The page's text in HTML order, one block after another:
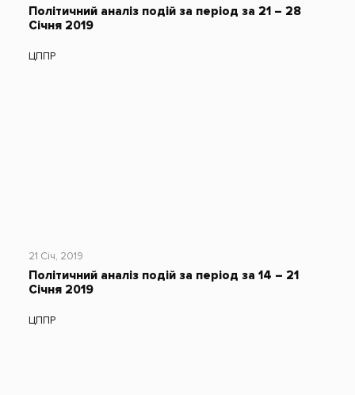
Політичний аналіз подій за період за 21 – 28
Січня 2019
ЦППР
21 Січ, 2019
Політичний аналіз подій за період за 14 – 21
Січня 2019
ЦППР